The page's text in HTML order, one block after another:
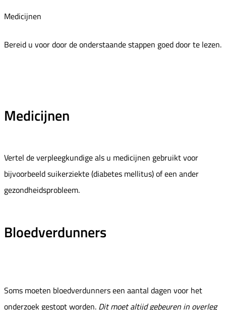
Medicijnen
Bereid u voor door de onderstaande stappen goed door te lezen.
Medicijnen
Vertel de verpleegkundige als u medicijnen gebruikt voor
bijvoorbeeld suikerziekte (diabetes mellitus) of een ander
gezondheidsprobleem.
Bloedverdunners
Soms moeten bloedverdunners een aantal dagen voor het
onderzoek gestopt worden. Dit moet altijd gebeuren in overleg